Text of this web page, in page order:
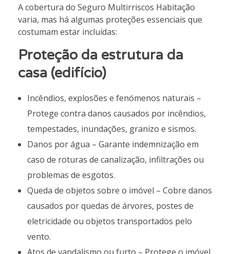
A cobertura do Seguro Multirriscos Habitação
varia, mas há algumas proteções essenciais que
costumam estar incluídas:
Proteção da estrutura da
casa (edifício)
Incêndios, explosões e fenómenos naturais –
Protege contra danos causados por incêndios,
tempestades, inundações, granizo e sismos.
Danos por água – Garante indemnização em
caso de roturas de canalização, infiltrações ou
problemas de esgotos.
Queda de objetos sobre o imóvel – Cobre danos
causados por quedas de árvores, postes de
eletricidade ou objetos transportados pelo
vento.